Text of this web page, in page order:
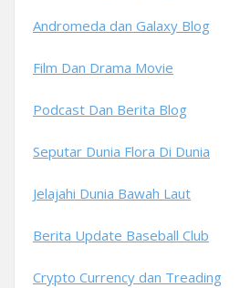
Andromeda dan Galaxy Blog
Film Dan Drama Movie
Podcast Dan Berita Blog
Seputar Dunia Flora Di Dunia
Jelajahi Dunia Bawah Laut
Berita Update Baseball Club
Crypto Currency dan Treading